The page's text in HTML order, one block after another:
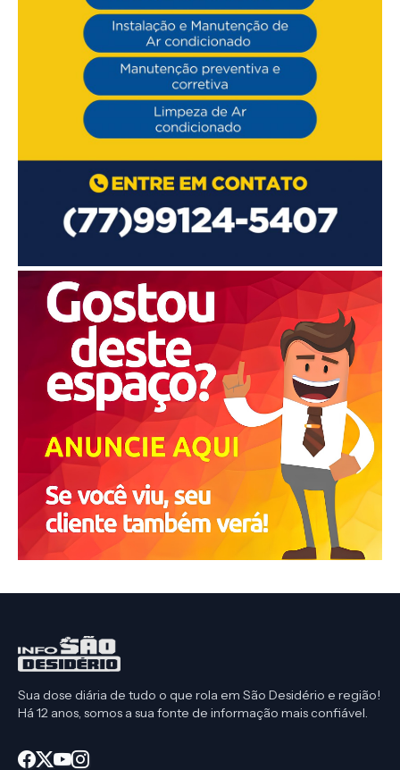
Sua dose diária de tudo o que rola em São Desidério e região!
Há 12 anos, somos a sua fonte de informação mais confiável.